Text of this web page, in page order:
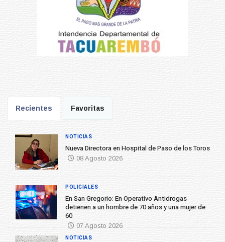
Recientes Favoritas
Nueva Directora en Hospital de Paso de los Toros
08 Agosto 2026
NOTICIAS
En San Gregorio: En Operativo Antidrogas
detienen a un hombre de 70 años y una mujer de
60
07 Agosto 2026
POLICIALES
NOTICIAS